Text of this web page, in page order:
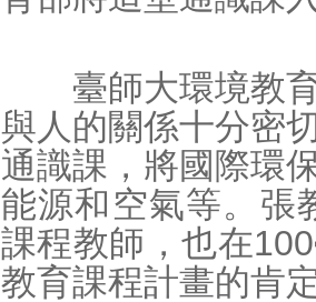
臺師大環境教育
與人的關係十分密
通識課，將國際環
能源和空氣等。張
課程教師，也在
教育課程計畫的肯